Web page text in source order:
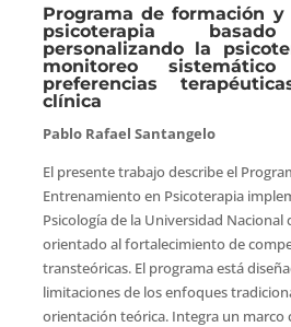
Programa de formación
psicoterapia
personalizando la
monitoreo
preferencias
clínica
Pablo Rafael Santangelo
El presente trabajo describe el
Entrenamiento en Psicoterapia
Psicología de la Universidad Nacional
orientado al fortalecimiento de
transteóricas. El programa está
limitaciones de los enfoques
orientación teórica. Integra un marco